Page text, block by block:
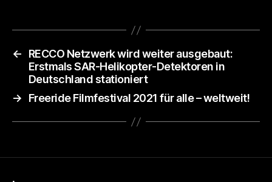
←
RECCO Netzwerk wird weiter ausgebaut:
Erstmals SAR-Helikopter-Detektoren in
Deutschland stationiert
→
Freeride Filmfestival 2021 für alle – weltweit!